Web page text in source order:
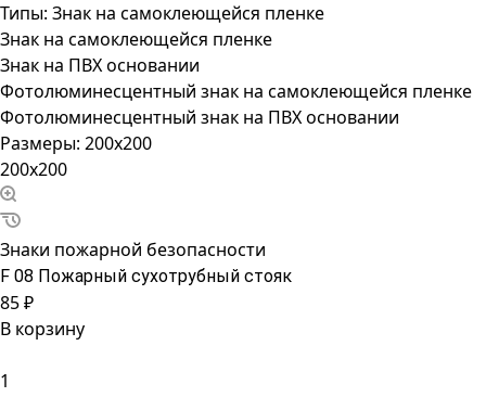
Типы: Знак на самоклеющейся пленке
Знак на самоклеющейся пленке
Знак на ПВХ основании
Фотолюминесцентный знак на самоклеющейся пленке
Фотолюминесцентный знак на ПВХ основании
Размеры: 200x200
200x200
Знаки пожарной безопасности
F 08 Пожарный сухотрубный стояк
85 ₽
В корзину